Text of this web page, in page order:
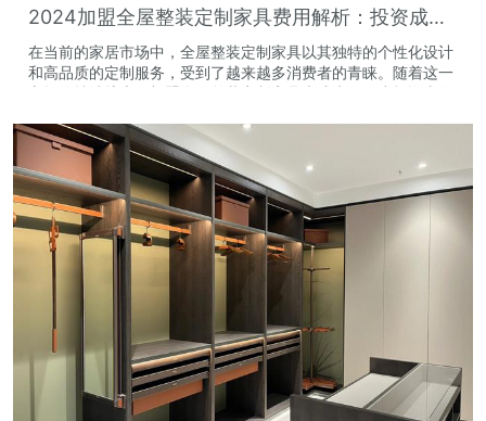
2024加盟全屋整装定制家具费用解析：投资成本与回报分析
在当前的家居市场中，全屋整装定制家具以其独特的个性化设计
和高品质的定制服务，受到了越来越多消费者的青睐。随着这一
市场的持续扩大，加盟全屋整装定制家具也成为了不少投资者的